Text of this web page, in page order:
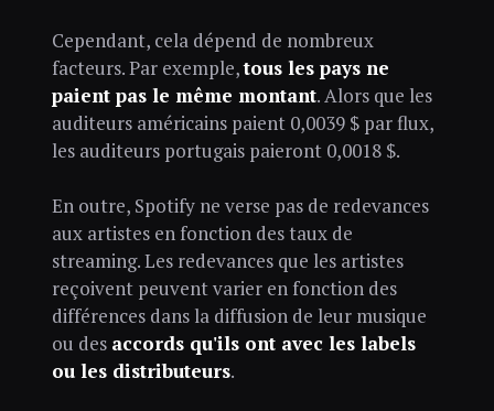
Cependant, cela dépend de nombreux
facteurs. Par exemple,tous les pays ne
paient pas le même montant. Alors que les
auditeurs américains paient 0,0039 $ par flux,
les auditeurs portugais paieront 0,0018 $.
En outre, Spotify ne verse pas de redevances
aux artistes en fonction des taux de
streaming. Les redevances que les artistes
reçoivent peuvent varier en fonction des
différences dans la diffusion de leur musique
ou des accords qu'ils ont avec les labels
ou les distributeurs.